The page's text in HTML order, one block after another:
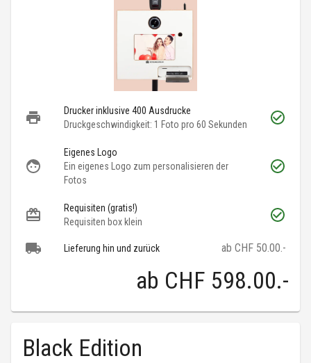
Drucker inklusive 400 Ausdrucke
Druckgeschwindigkeit: 1 Foto pro 60 Sekunden
Eigenes Logo
Ein eigenes Logo zum personalisieren der
Fotos
Requisiten (gratis!)
Requisiten box klein
Lieferung hin und zurück ab CHF 50.00.-
ab CHF 598.00.-
Black Edition